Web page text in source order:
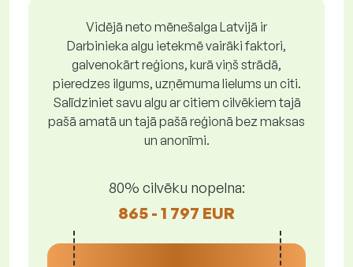
Vidējā neto mēnešalga Latvijā ir
Darbinieka algu ietekmē vairāki faktori,
galvenokārt reģions, kurā viņš strādā,
pieredzes ilgums, uzņēmuma lielums un citi.
Salīdziniet savu algu ar citiem cilvēkiem tajā
pašā amatā un tajā pašā reģionā bez maksas
un anonīmi.
80% cilvēku nopelna:
865 - 1 797 EUR